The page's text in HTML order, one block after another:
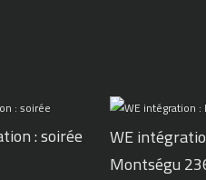
: soirée
WE
Montségu